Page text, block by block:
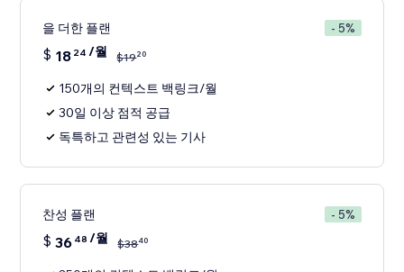
을 더한 플랜 - 5%
$ 18 24 /월 $1920
150개의 컨텍스트 백링크/월
30일 이상 점적 공급
독특하고 관련성 있는 기사
찬성 플랜 - 5%
$ 36 48 /월 $3840